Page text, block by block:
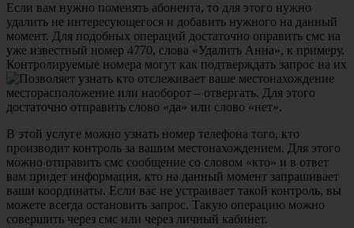
Если вам нужно поменять абонента, то для этого нужно
удалить не интересующегося и добавить нужного на данный
момент. Для подобных операций достаточно оправить смс на
уже известный номер 4770, слова «Удалить Анна», к примеру.
Контролируемые номера могут как подтверждать запрос на их
месторасположение или наоборот – отвергать. Для этого
достаточно отправить слово «да» или слово «нет».
В этой услуге можно узнать номер телефона того, кто
производит контроль за вашим местонахождением. Для этого
можно отправить смс сообщение со словом «кто» и в ответ
вам придет информация, кто на данный момент запрашивает
ваши координаты. Если вас не устраивает такой контроль, вы
можете всегда остановить запрос. Такую операцию можно
совершить через смс или через личный кабинет.